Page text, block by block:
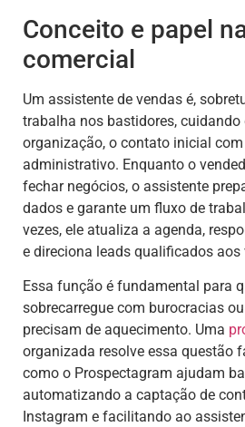
Conceito e papel
comercial
Um assistente de vendas é,
trabalha nos bastidores,
organização, o contato inicial
administrativo. Enquanto o
fechar negócios, o assistente
dados e garante um fluxo de
vezes, ele atualiza a agenda,
e direciona leads qualificados aos
Essa função é fundamental para
sobrecarregue com burocracias
precisam de aquecimento. Uma
organizada resolve essa questão
como o Prospectagram ajudam
automatizando a captação de
Instagram e facilitando ao